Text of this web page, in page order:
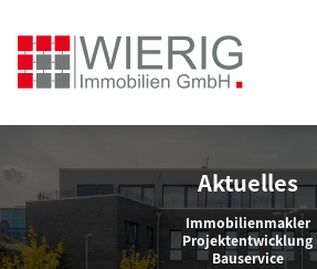
Aktuelles
Immobilienmakler
Projektentwicklung
Bauservice